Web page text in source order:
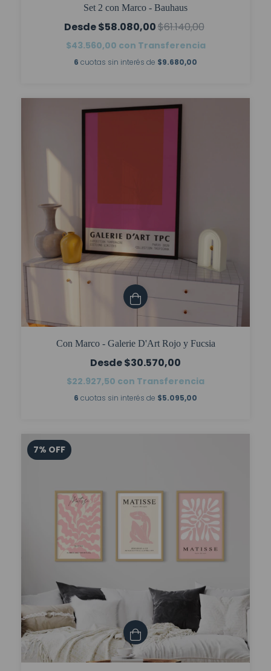
Set 2 con Marco - Bauhaus
$58.080,00$61.140,00
$43.560,00 con Transferencia
6 cuotas sin interés de $9.680,00
Con Marco - Galerie D'Art Rojo y Fucsia
$30.570,00
$22.927,50 con Transferencia
6 cuotas sin interés de $5.095,00
7% OFF